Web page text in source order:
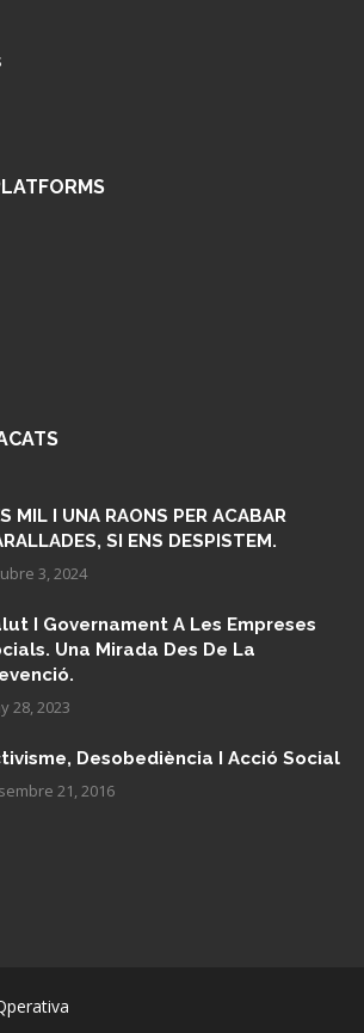
MIL I UNA RAONS PER ACABAR
SI ENS DESPISTEM.
3, 2024
I Governament A Les Empreses
Una Mirada Des De La
28, 2023
Desobediència I Acció Social
21, 2016